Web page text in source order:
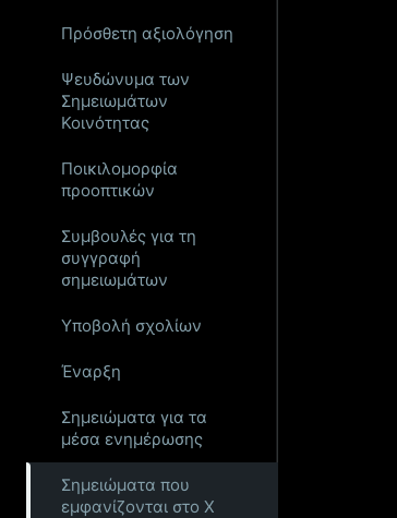
Πρόσθετη αξιολόγηση
Ψευδώνυμα των
Σημειωμάτων
Κοινότητας
Ποικιλομορφία
προοπτικών
Συμβουλές για τη
συγγραφή
σημειωμάτων
Υποβολή σχολίων
Έναρξη
Σημειώματα για τα
μέσα ενημέρωσης
Σημειώματα που
εμφανίζονται στο X